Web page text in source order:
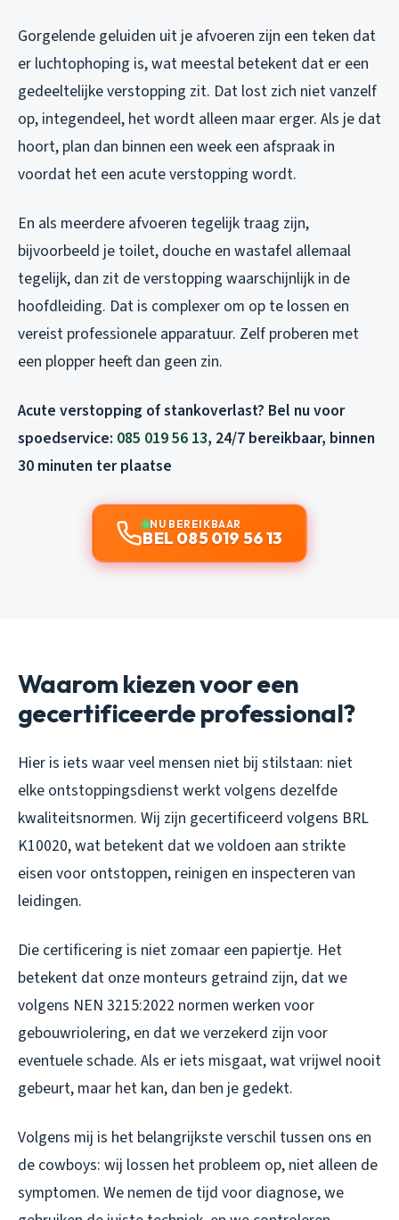
Gorgelende geluiden uit je afvoeren zijn een teken dat
er luchtophoping is, wat meestal betekent dat er een
gedeeltelijke verstopping zit. Dat lost zich niet vanzelf
op, integendeel, het wordt alleen maar erger. Als je dat
hoort, plan dan binnen een week een afspraak in
voordat het een acute verstopping wordt.
En als meerdere afvoeren tegelijk traag zijn,
bijvoorbeeld je toilet, douche en wastafel allemaal
tegelijk, dan zit de verstopping waarschijnlijk in de
hoofdleiding. Dat is complexer om op te lossen en
vereist professionele apparatuur. Zelf proberen met
een plopper heeft dan geen zin.
Acute verstopping of stankoverlast? Bel nu voor
spoedservice: 085 019 56 13, 24/7 bereikbaar, binnen
30 minuten ter plaatse
NU BEREIKBAAR
BEL 085 019 56 13
Waarom kiezen voor een
gecertificeerde professional?
Hier is iets waar veel mensen niet bij stilstaan: niet
elke ontstoppingsdienst werkt volgens dezelfde
kwaliteitsnormen. Wij zijn gecertificeerd volgens BRL
K10020, wat betekent dat we voldoen aan strikte
eisen voor ontstoppen, reinigen en inspecteren van
leidingen.
Die certificering is niet zomaar een papiertje. Het
betekent dat onze monteurs getraind zijn, dat we
volgens NEN 3215:2022 normen werken voor
gebouwriolering, en dat we verzekerd zijn voor
eventuele schade. Als er iets misgaat, wat vrijwel nooit
gebeurt, maar het kan, dan ben je gedekt.
Volgens mij is het belangrijkste verschil tussen ons en
de cowboys: wij lossen het probleem op, niet alleen de
symptomen. We nemen de tijd voor diagnose, we